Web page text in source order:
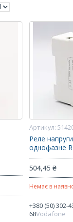
Реле
однофазне
504,45 ₴
Немає в
+380 (50) 302-
68Vodafone